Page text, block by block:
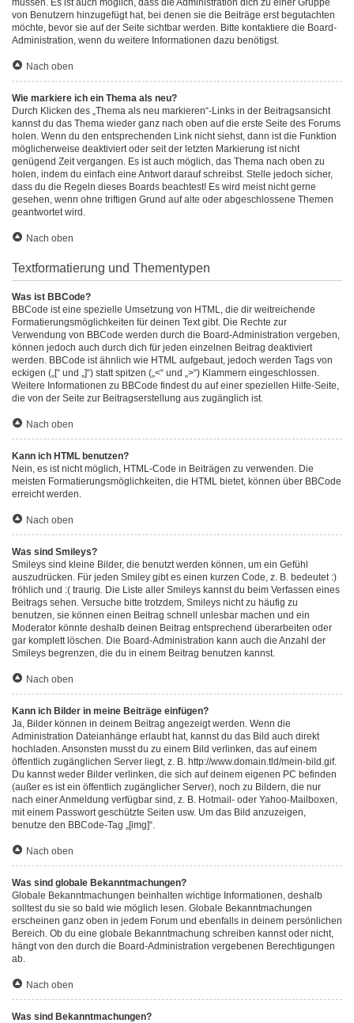
müssen. Es ist auch möglich, dass die Administration dich zu einer Gruppe
von Benutzern hinzugefügt hat, bei denen sie die Beiträge erst begutachten
möchte, bevor sie auf der Seite sichtbar werden. Bitte kontaktiere die Board-
Administration, wenn du weitere Informationen dazu benötigst.
Nach oben
Wie markiere ich ein Thema als neu?
Durch Klicken des „Thema als neu markieren“-Links in der Beitragsansicht
kannst du das Thema wieder ganz nach oben auf die erste Seite des Forums
holen. Wenn du den entsprechenden Link nicht siehst, dann ist die Funktion
möglicherweise deaktiviert oder seit der letzten Markierung ist nicht
genügend Zeit vergangen. Es ist auch möglich, das Thema nach oben zu
holen, indem du einfach eine Antwort darauf schreibst. Stelle jedoch sicher,
dass du die Regeln dieses Boards beachtest! Es wird meist nicht gerne
gesehen, wenn ohne triftigen Grund auf alte oder abgeschlossene Themen
geantwortet wird.
Nach oben
Textformatierung und Thementypen
Was ist BBCode?
BBCode ist eine spezielle Umsetzung von HTML, die dir weitreichende
Formatierungsmöglichkeiten für deinen Text gibt. Die Rechte zur
Verwendung von BBCode werden durch die Board-Administration vergeben,
können jedoch auch durch dich für jeden einzelnen Beitrag deaktiviert
werden. BBCode ist ähnlich wie HTML aufgebaut, jedoch werden Tags von
eckigen („[“ und „]“) statt spitzen („<“ und „>“) Klammern eingeschlossen.
Weitere Informationen zu BBCode findest du auf einer speziellen Hilfe-Seite,
die von der Seite zur Beitragserstellung aus zugänglich ist.
Nach oben
Kann ich HTML benutzen?
Nein, es ist nicht möglich, HTML-Code in Beiträgen zu verwenden. Die
meisten Formatierungsmöglichkeiten, die HTML bietet, können über BBCode
erreicht werden.
Nach oben
Was sind Smileys?
Smileys sind kleine Bilder, die benutzt werden können, um ein Gefühl
auszudrücken. Für jeden Smiley gibt es einen kurzen Code, z. B. bedeutet :)
fröhlich und :( traurig. Die Liste aller Smileys kannst du beim Verfassen eines
Beitrags sehen. Versuche bitte trotzdem, Smileys nicht zu häufig zu
benutzen, sie können einen Beitrag schnell unlesbar machen und ein
Moderator könnte deshalb deinen Beitrag entsprechend überarbeiten oder
gar komplett löschen. Die Board-Administration kann auch die Anzahl der
Smileys begrenzen, die du in einem Beitrag benutzen kannst.
Nach oben
Kann ich Bilder in meine Beiträge einfügen?
Ja, Bilder können in deinem Beitrag angezeigt werden. Wenn die
Administration Dateianhänge erlaubt hat, kannst du das Bild auch direkt
hochladen. Ansonsten musst du zu einem Bild verlinken, das auf einem
öffentlich zugänglichen Server liegt, z. B. http://www.domain.tld/mein-bild.gif.
Du kannst weder Bilder verlinken, die sich auf deinem eigenen PC befinden
(außer es ist ein öffentlich zugänglicher Server), noch zu Bildern, die nur
nach einer Anmeldung verfügbar sind, z. B. Hotmail- oder Yahoo-Mailboxen,
mit einem Passwort geschützte Seiten usw. Um das Bild anzuzeigen,
benutze den BBCode-Tag „[img]“.
Nach oben
Was sind globale Bekanntmachungen?
Globale Bekanntmachungen beinhalten wichtige Informationen, deshalb
solltest du sie so bald wie möglich lesen. Globale Bekanntmachungen
erscheinen ganz oben in jedem Forum und ebenfalls in deinem persönlichen
Bereich. Ob du eine globale Bekanntmachung schreiben kannst oder nicht,
hängt von den durch die Board-Administration vergebenen Berechtigungen
ab.
Nach oben
Was sind Bekanntmachungen?